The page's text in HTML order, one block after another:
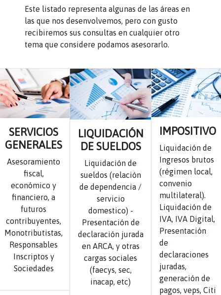
Este listado representa algunas de las áreas en
las que nos desenvolvemos, pero con gusto
recibiremos sus consultas en cualquier otro
tema que considere podamos asesorarlo.
SERVICIOS
GENERALES
Asesoramiento
fiscal,
económico y
financiero, a
futuros
contribuyentes,
Monotributistas,
Responsables
Inscriptos y
Sociedades
LIQUIDACIÓN
DE SUELDOS
Liquidación de
sueldos (relación
de dependencia /
servicio
domestico) -
Presentación de
declaración jurada
en ARCA, y otras
cargas sociales
(faecys, sec,
inacap, etc)
IMPOSITIVO
Liquidación de
Ingresos brutos
(régimen local,
convenio
multilateral).
Liquidación de
IVA, IVA Digital,
Presentación
de
declaraciones
juradas,
generación de
pagos, veps, Citi